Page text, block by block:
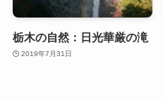
栃木の自然：日光華厳の滝
2019年7月31日